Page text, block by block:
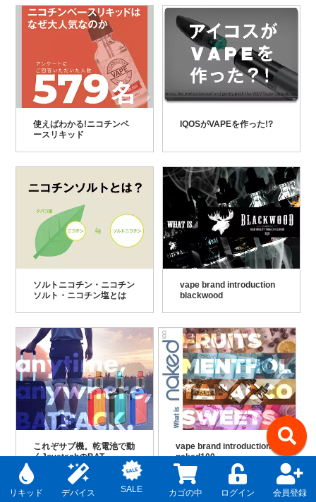
リキッド デバイス SALE カゴの中 ログイン 会員登録
使えばわかる!ニコチンベ
ースリキッド
IQOSがVAPEを作った!?
ソルトニコチン・ニコチン
ソルト・ニコチン塩とは
vape brand introduction
blackwood
これぞサブ機。乾電池で動
くJoyetechのBAT
PACK(バットパック)
vape brand introduction
naked100
↑